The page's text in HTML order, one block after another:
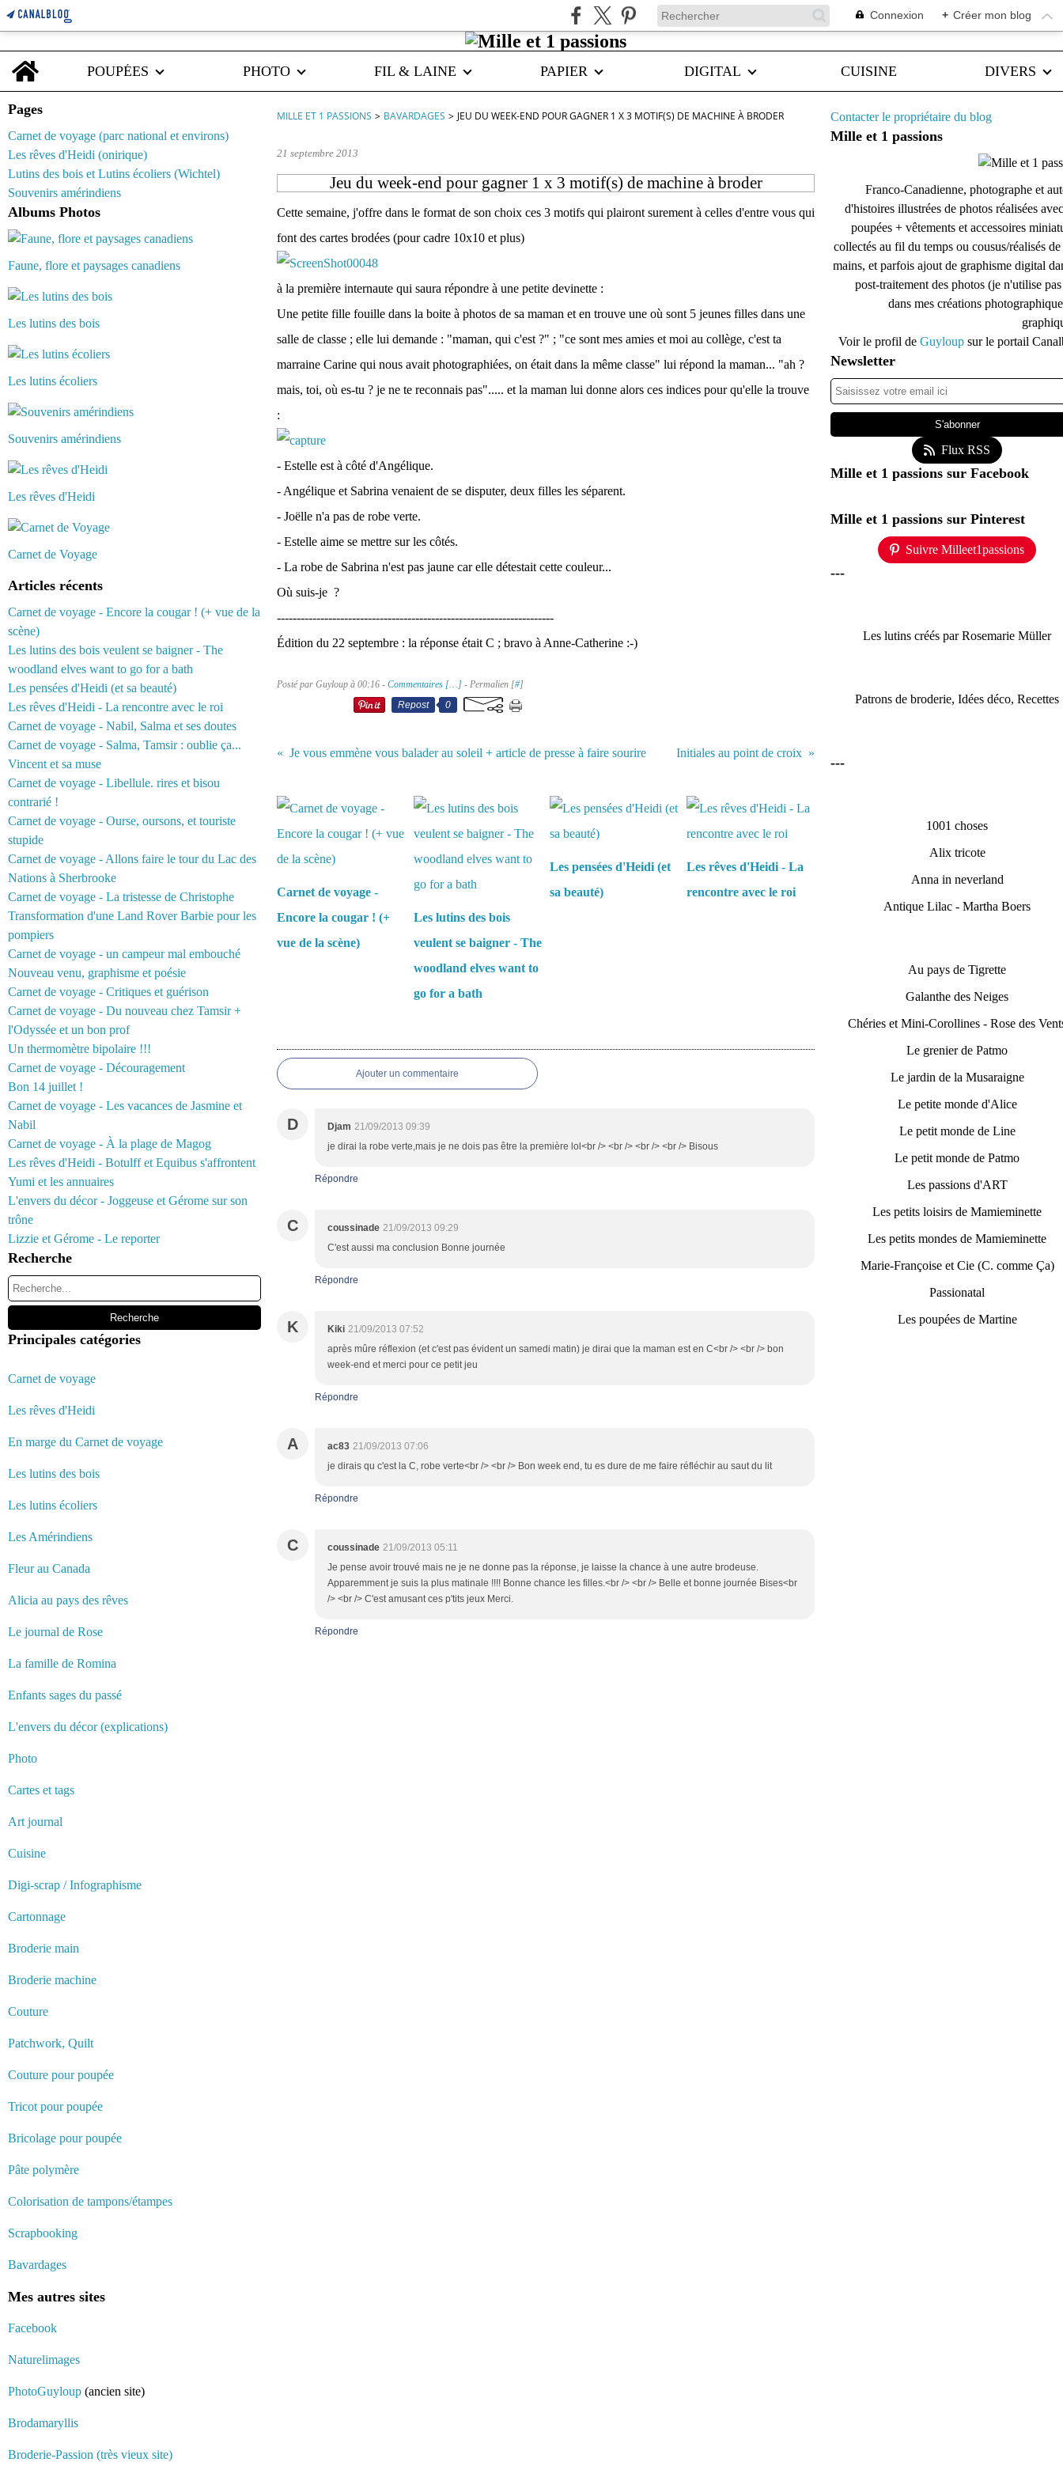
Connexion + Créer mon blog
Home
POUPÉES
PHOTO FIL & LAINE PAPIER DIGITAL CUISINE DIVERS
Pages
Carnet de voyage (parc national et environs)
Les rêves d'Heidi (onirique)
Lutins des bois et Lutins écoliers (Wichtel)
Souvenirs amérindiens
Albums Photos
Faune, flore et paysages canadiens
Les lutins des bois
Les lutins écoliers
Souvenirs amérindiens
Les rêves d'Heidi
Carnet de Voyage
Articles récents
Carnet de voyage - Encore la cougar ! (+ vue de la
scène)
Les lutins des bois veulent se baigner - The
woodland elves want to go for a bath
Les pensées d'Heidi (et sa beauté)
Les rêves d'Heidi - La rencontre avec le roi
Carnet de voyage - Nabil, Salma et ses doutes
Carnet de voyage - Salma, Tamsir : oublie ça...
Vincent et sa muse
Carnet de voyage - Libellule. rires et bisou
contrarié !
Carnet de voyage - Ourse, oursons, et touriste
stupide
Carnet de voyage - Allons faire le tour du Lac des
Nations à Sherbrooke
Carnet de voyage - La tristesse de Christophe
Transformation d'une Land Rover Barbie pour les
pompiers
Carnet de voyage - un campeur mal embouché
Nouveau venu, graphisme et poésie
Carnet de voyage - Critiques et guérison
Carnet de voyage - Du nouveau chez Tamsir +
l'Odyssée et un bon prof
Un thermomètre bipolaire !!!
Carnet de voyage - Découragement
Bon 14 juillet !
Carnet de voyage - Les vacances de Jasmine et
Nabil
Carnet de voyage - À la plage de Magog
Les rêves d'Heidi - Botulff et Equibus s'affrontent
Yumi et les annuaires
L'envers du décor - Joggeuse et Gérome sur son
trône
Lizzie et Gérome - Le reporter
Recherche
Principales catégories
Carnet de voyage
Les rêves d'Heidi
En marge du Carnet de voyage
Les lutins des bois
Les lutins écoliers
Les Amérindiens
Fleur au Canada
Alicia au pays des rêves
Le journal de Rose
La famille de Romina
Enfants sages du passé
L'envers du décor (explications)
Photo
Cartes et tags
Art journal
Cuisine
Digi-scrap / Infographisme
Cartonnage
Broderie main
Broderie machine
Couture
Patchwork, Quilt
Couture pour poupée
Tricot pour poupée
Bricolage pour poupée
Pâte polymère
Colorisation de tampons/étampes
Scrapbooking
Bavardages
Mes autres sites
Facebook
Naturelimages
PhotoGuyloup (ancien site)
Brodamaryllis
Broderie-Passion (très vieux site)
MILLE ET 1 PASSIONS > BAVARDAGES > JEU DU WEEK-END POUR GAGNER 1 X 3 MOTIF(S) DE MACHINE À BRODER
21 septembre 2013
Jeu du week-end pour gagner 1 x 3 motif(s) de machine à broder
Cette semaine, j'offre dans le format de son choix ces 3 motifs qui plairont surement à celles d'entre vous qui
font des cartes brodées (pour cadre 10x10 et plus)
à la première internaute qui saura répondre à une petite devinette :
Une petite fille fouille dans la boite à photos de sa maman et en trouve une où sont 5 jeunes filles dans une
salle de classe ; elle lui demande : "maman, qui c'est ?" ; "ce sont mes amies et moi au collège, c'est ta
marraine Carine qui nous avait photographiées, on était dans la même classe" lui répond la maman... "ah ?
mais, toi, où es-tu ? je ne te reconnais pas"..... et la maman lui donne alors ces indices pour qu'elle la trouve
:
- Estelle est à côté d'Angélique.
- Angélique et Sabrina venaient de se disputer, deux filles les séparent.
- Joëlle n'a pas de robe verte.
- Estelle aime se mettre sur les côtés.
- La robe de Sabrina n'est pas jaune car elle détestait cette couleur...
Où suis-je ?
----------------------------------------------------------------------
Édition du 22 septembre : la réponse était C ; bravo à Anne-Catherine :-)
Posté par Guyloup à 00:16 - Commentaires […] - Permalien [#]
Repost
0
Je vous emmène vous balader au soleil + article de presse à faire sourire Initiales au point de croix
Carnet de voyage -
Encore la cougar ! (+
vue de la scène)
Les lutins des bois
veulent se baigner - The
woodland elves want to
go for a bath
Les pensées d'Heidi (et
sa beauté)
Les rêves d'Heidi - La
rencontre avec le roi
Ajouter un commentaire
D Djam 21/09/2013 09:39
je dirai la robe verte,mais je ne dois pas être la première lol<br /> <br /> <br /> <br /> Bisous
Répondre
C coussinade 21/09/2013 09:29
C'est aussi ma conclusion Bonne journée
Répondre
K Kiki 21/09/2013 07:52
après mûre réflexion (et c'est pas évident un samedi matin) je dirai que la maman est en C<br /> <br /> bon
week-end et merci pour ce petit jeu
Répondre
A ac83 21/09/2013 07:06
je dirais qu c'est la C, robe verte<br /> <br /> Bon week end, tu es dure de me faire réfléchir au saut du lit
Répondre
C coussinade 21/09/2013 05:11
Je pense avoir trouvé mais ne je ne donne pas la réponse, je laisse la chance à une autre brodeuse.
Apparemment je suis la plus matinale !!!! Bonne chance les filles.<br /> <br /> Belle et bonne journée Bises<br
/> <br /> C'est amusant ces p'tits jeux Merci.
Répondre
Contacter le propriétaire du blog
Mille et 1 passions
Franco-Canadienne, photographe et
d'histoires illustrées de photos réalisées
poupées + vêtements et accessoires
collectés au fil du temps ou cousus/réalisés de
mains, et parfois ajout de graphisme digital
post-traitement des photos (je n'utilise
dans mes créations
Voir le profil de Guyloup sur le portail
Newsletter
Flux RSS
Mille et 1 passions sur Facebook
Mille et 1 passions sur Pinterest
Suivre Milleet1passions
---
Les lutins créés par Rosemarie Müller
Patrons de broderie, Idées déco, Recettes
---
1001 choses
Alix tricote
Anna in neverland
Antique Lilac - Martha Boers
Au pays de Tigrette
Galanthe des Neiges
Chéries et Mini-Corollines - Rose des
Le grenier de Patmo
Le jardin de la Musaraigne
Le petite monde d'Alice
Le petit monde de Line
Le petit monde de Patmo
Les passions d'ART
Les petits loisirs de Mamieminette
Les petits mondes de Mamieminette
Marie-Françoise et Cie (C. comme Ça)
Passionatal
Les poupées de Martine